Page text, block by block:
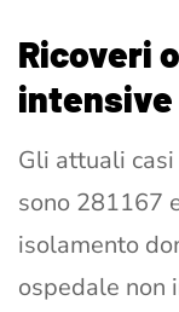
Ricoveri
intensive
Gli attuali
sono 281167
isolamento
ospedale non